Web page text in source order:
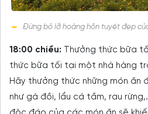
Đừng bỏ lỡ hoàng hôn tuyệt đẹp
18:00 chiều: Thưởng thức bữa
thức bữa tối tại một nhà hàng
Hãy thưởng thức những món ăn
như gà đồi, lẩu cá tầm, rau